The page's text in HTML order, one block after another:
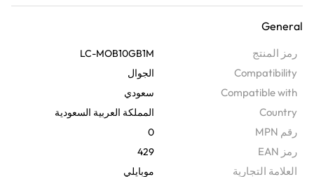
إنترنت جوال موثوق به. ستحصل على 10 جيجابايت من البيانات السريعة
للبث أو التصفح أو البقاء على اتصال. لاستخدامها، ما عليك سوى الانتقال
والاستمتاع بثلاثة أشهر من الإنترنت السهل.
General
رمز المنتج LC-MOB10GB1M
Compatibility الجوال
Compatible with سعودي
Country المملكة العربية السعودية
رقم MPN 0
رمز EAN 429
‫العلامة التجارية موبايلي